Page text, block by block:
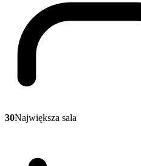
30Największa sala